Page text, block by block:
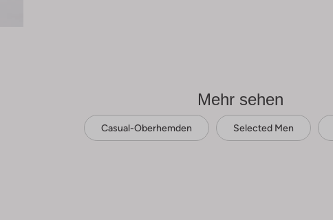
Mehr sehen
Casual-Oberhemden Selected Men